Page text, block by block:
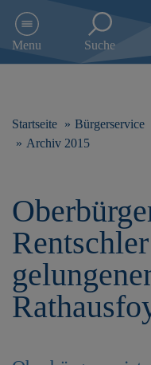
e
Menu Suche
Startseite Bürgerservice
Archiv 2015